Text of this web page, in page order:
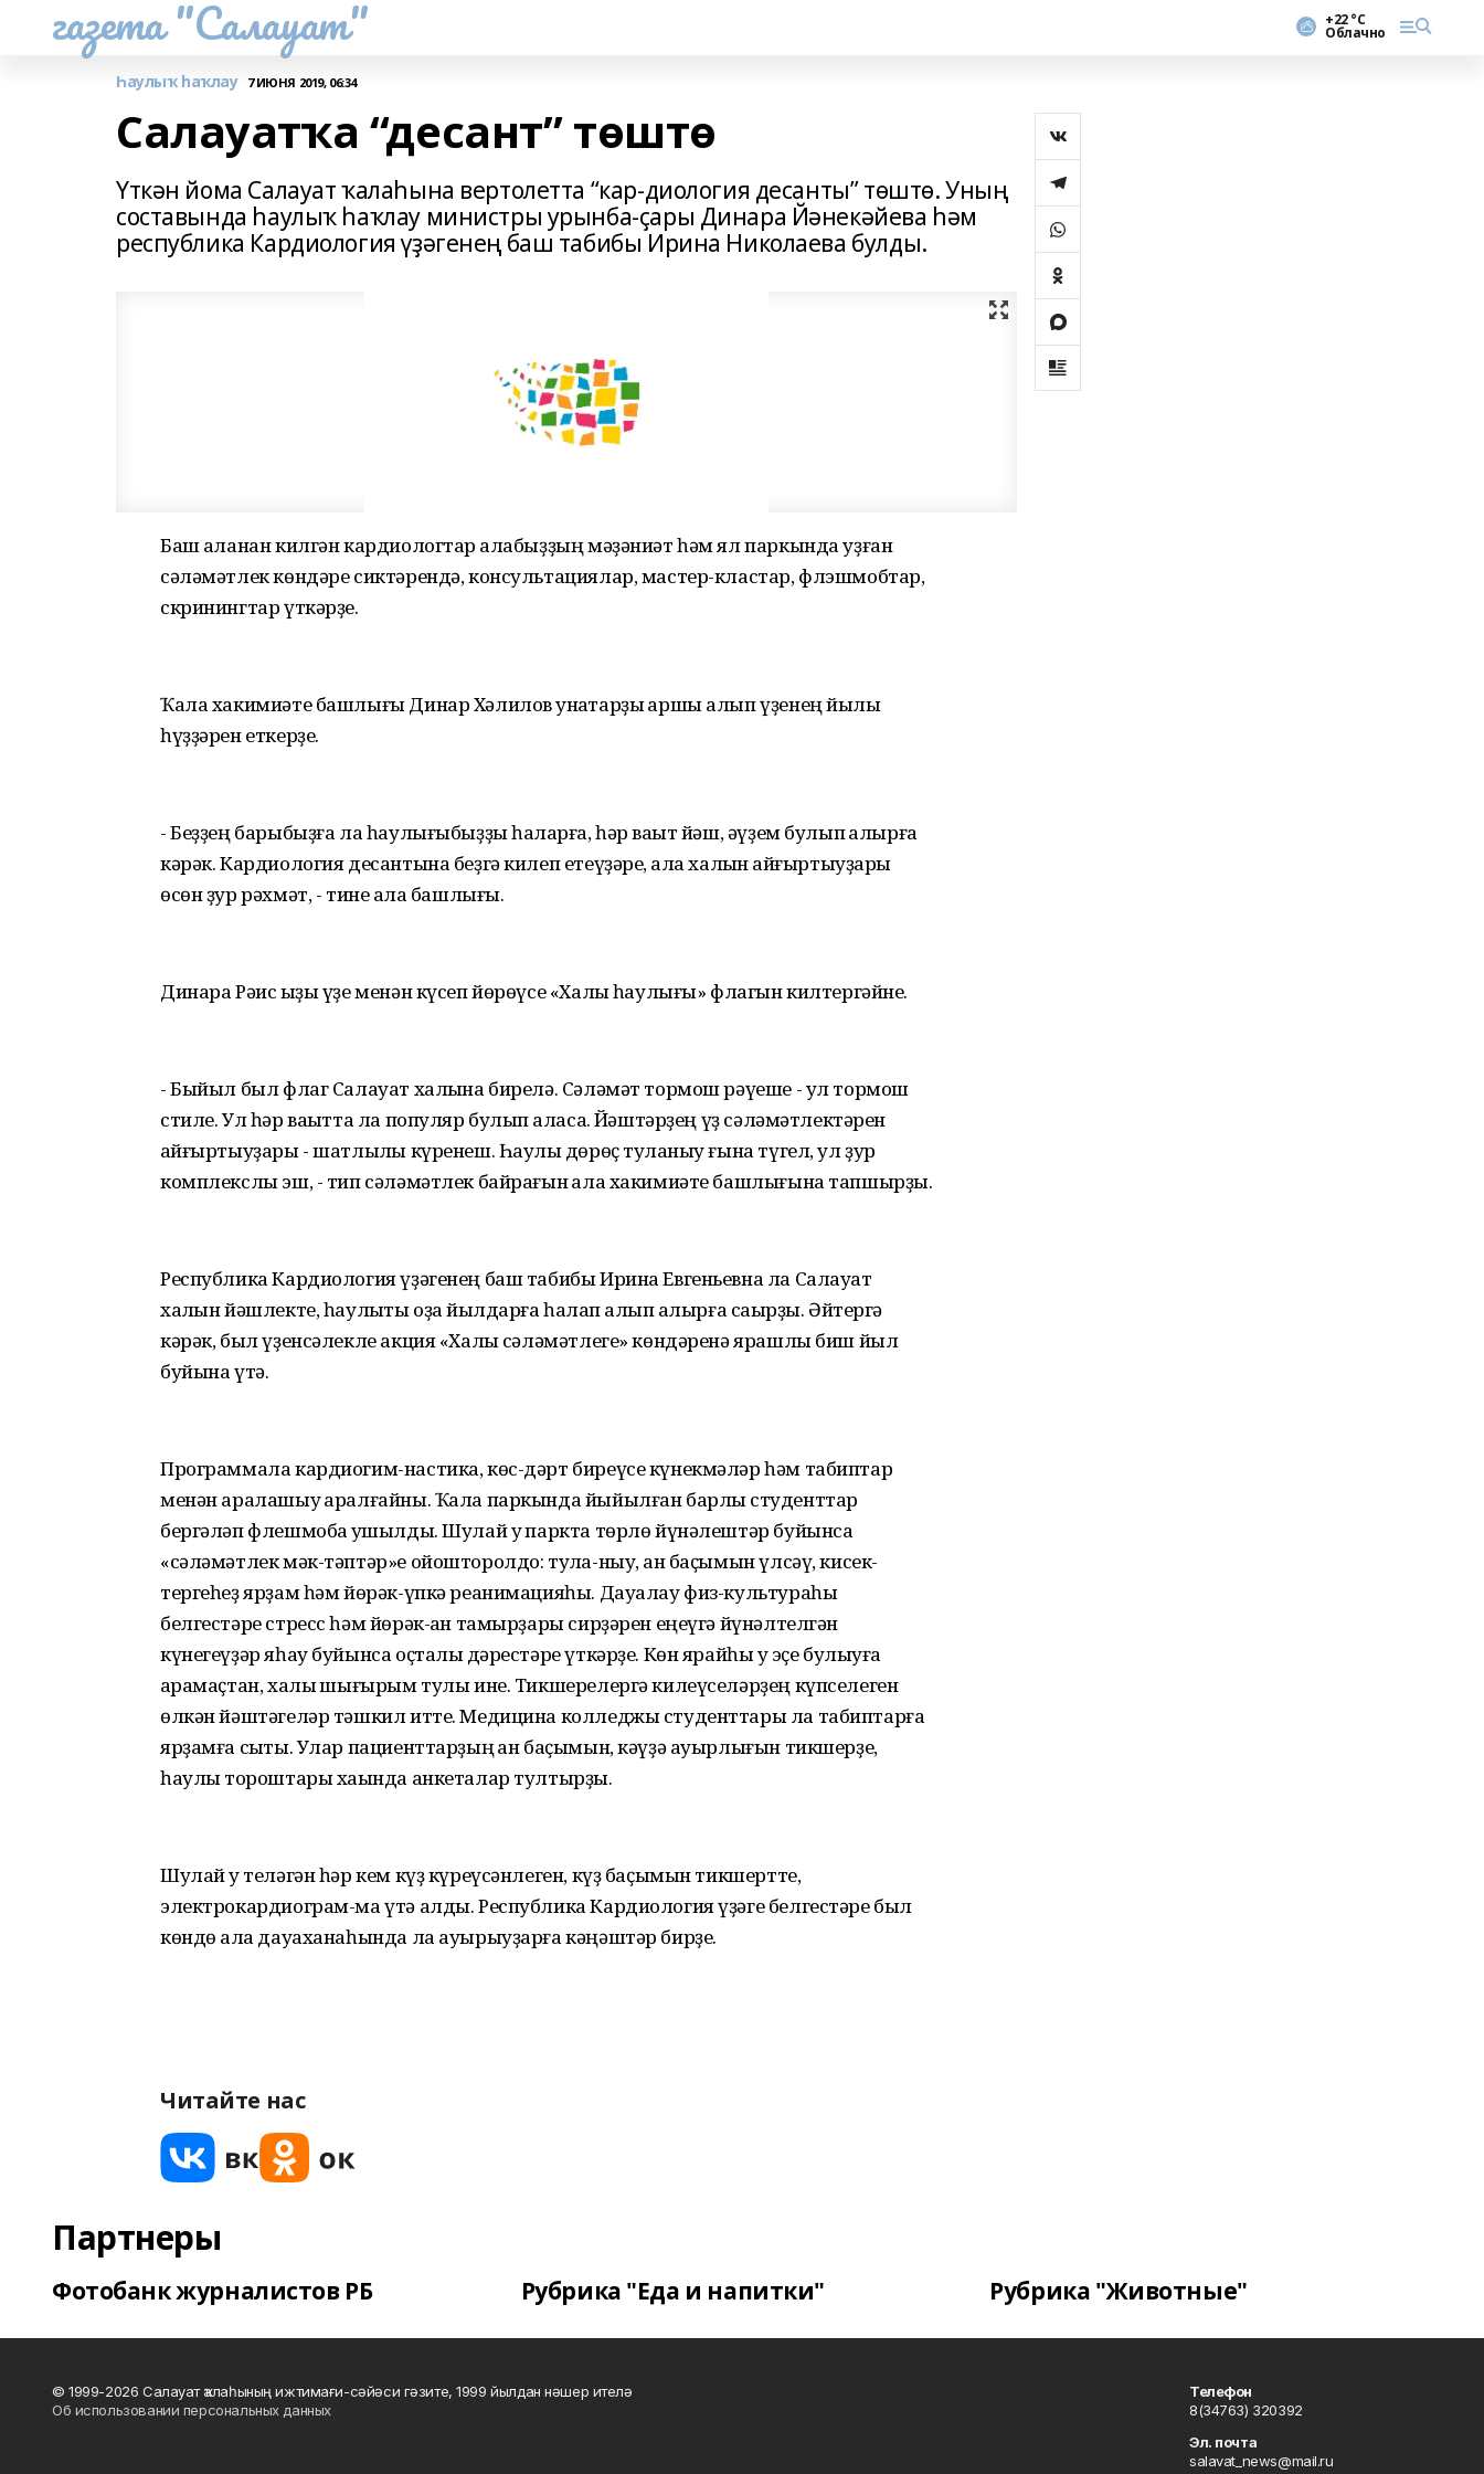
газета "Салауат" +22 °С
Облачно
Һаулыҡ һаҡлау 7 ИЮНЯ 2019, 06:34
Салауатҡа “десант” төштө
Үткән йома Салауат ҡалаһына вертолетта “кар-диология десанты” төштө. Уның
составында һаулыҡ һаҡлау министры урынба-ҫары Динара Йәнекәйева һәм
республика Кардиология үҙәгенең баш табибы Ирина Николаева булды.
Баш ҡаланан килгән кардиологтар ҡалабыҙҙың мәҙәниәт һәм ял паркында уҙған
сәләмәтлек көндәре сиктәрендә, консультациялар, мастер-кластар, флэшмобтар,
скринингтар үткәрҙе.
Ҡала хакимиәте башлығы Динар Хәлилов ҡунаҡтарҙы ҡаршы алып үҙенең йылы
һүҙҙәрен еткерҙе.
- Беҙҙең барыбыҙға ла һаулығыбыҙҙы һаҡларға, һәр ваҡыт йәш, әүҙем булып ҡалырға
кәрәк. Кардиология десантына беҙгә килеп етеүҙәре, ҡала халҡын ҡайғыртыуҙары
өсөн ҙур рәхмәт, - тине ҡала башлығы.
Динара Рәис ҡыҙы үҙе менән күсеп йөрөүсе «Халыҡ һаулығы» флагын килтергәйне.
- Быйыл был флаг Салауат халҡына бирелә. Сәләмәт тормош рәүеше - ул тормош
стиле. Ул һәр ваҡытта ла популяр булып ҡаласаҡ. Йәштәрҙең үҙ сәләмәтлектәрен
ҡайғыртыуҙары - шатлыҡлы күренеш. Һаулыҡ дөрөҫ туҡланыу ғына түгел, ул ҙур
комплекслы эш, - тип сәләмәтлек байрағын ҡала хакимиәте башлығына тапшырҙы.
Республика Кардиология үҙәгенең баш табибы Ирина Евгеньевна ла Салауат
халҡын йәшлекте, һаулыҡты оҙаҡ йылдарға һаҡлап алып ҡалырға саҡырҙы. Әйтергә
кәрәк, был үҙенсәлекле акция «Халыҡ сәләмәтлеге» көндәренә ярашлы биш йыл
буйына үтә.
Программала кардиогим-настика, көс-дәрт биреүсе күнекмәләр һәм табиптар
менән аралашыу ҡаралғайны. Ҡала паркында йыйылған барлыҡ студенттар
бергәләп флешмобҡа ҡушылды. Шулай уҡ паркта төрлө йүнәлештәр буйынса
«сәләмәтлек мәк-тәптәр»е ойошторолдо: туҡла-ныу, ҡан баҫымын үлсәү, кисек-
тергеһеҙ ярҙам һәм йөрәк-үпкә реанимацияһы. Дауалау физ-культураһы
белгестәре стресс һәм йөрәк-ҡан тамырҙары сирҙәрен еңеүгә йүнәлтелгән
күнегеүҙәр яһау буйынса оҫталыҡ дәрестәре үткәрҙе. Көн ярайһы уҡ эҫе булыуға
ҡарамаҫтан, халыҡ шығырым тулы ине. Тикшерелергә килеүселәрҙең күпселеген
өлкән йәштәгеләр тәшкил итте. Медицина колледжы студенттары ла табиптарға
ярҙамға сыҡты. Улар пациенттарҙың ҡан баҫымын, кәүҙә ауырлығын тикшерҙе,
һаулыҡ тороштары хаҡында анкеталар тултырҙы.
Шулай уҡ теләгән һәр кем күҙ күреүсәнлеген, күҙ баҫымын тикшертте,
электрокардиограм-ма үтә алды. Республика Кардиология үҙәге белгестәре был
көндө ҡала дауаханаһында ла ауырыуҙарға кәңәштәр бирҙе.
Читайте нас
Партнеры
Фотобанк журналистов РБ Рубрика "Еда и напитки" Рубрика "Животные"
© 1999-2026 Салауат ҡалаһының ижтимағи-сәйәси гәзите, 1999 йылдан нәшер ителә
Об использовании персональных данных
Телефон
8(34763) 320392
Эл. почта
salavat_news@mail.ru